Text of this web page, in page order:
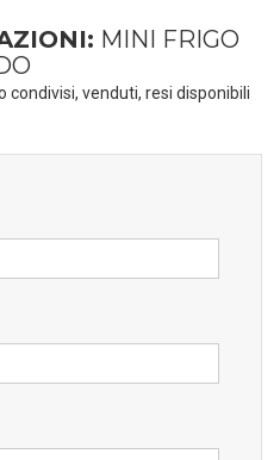
MINI FRIGO
condivisi, venduti, resi disponibili